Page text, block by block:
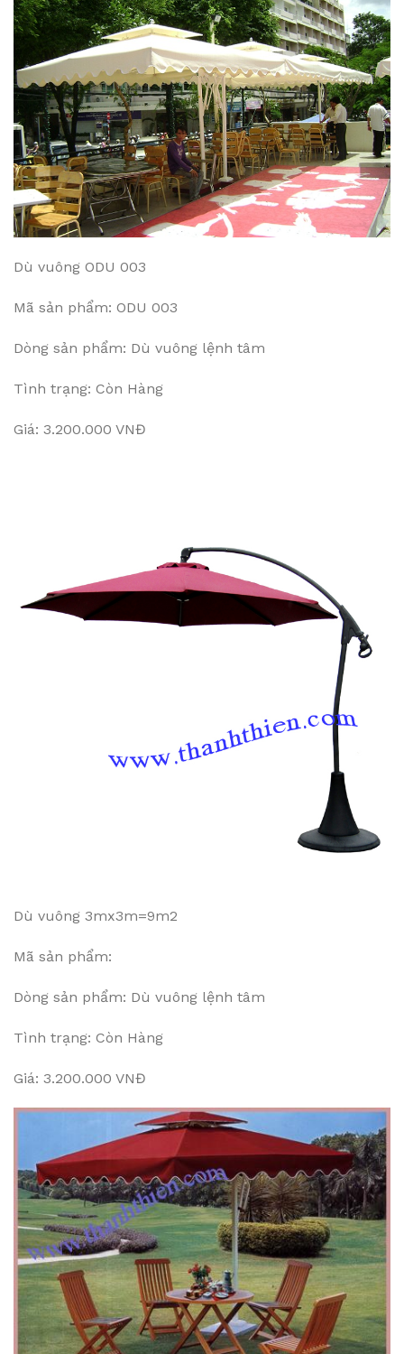
Dù vuông ODU 003
Mã sản phẩm: ODU 003
Dòng sản phẩm: Dù vuông lệnh tâm
Tình trạng: Còn Hàng
Giá: 3.200.000 VNĐ
Dù vuông 3mx3m=9m2
Mã sản phẩm:
Dòng sản phẩm: Dù vuông lệnh tâm
Tình trạng: Còn Hàng
Giá: 3.200.000 VNĐ